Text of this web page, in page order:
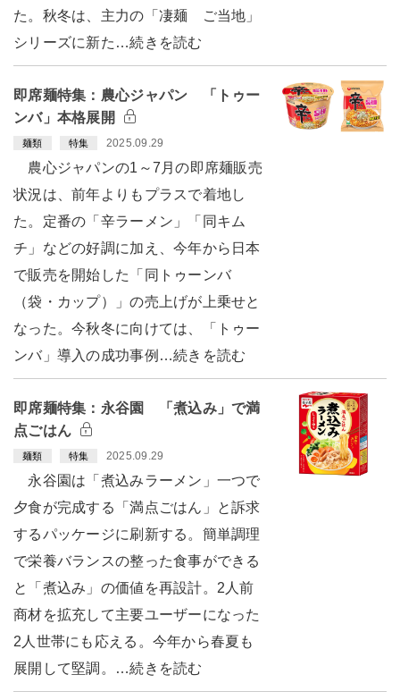
た。秋冬は、主力の「凄麺 ご当地」
シリーズに新た…続きを読む
即席麺特集：農心ジャパン 「トゥー
ンバ」本格展開
麺類 特集 2025.09.29
農心ジャパンの1～7月の即席麺販売
状況は、前年よりもプラスで着地し
た。定番の「辛ラーメン」「同キム
チ」などの好調に加え、今年から日本
で販売を開始した「同トゥーンバ
（袋・カップ）」の売上げが上乗せと
なった。今秋冬に向けては、「トゥー
ンバ」導入の成功事例…続きを読む
即席麺特集：永谷園 「煮込み」で満
点ごはん
麺類 特集 2025.09.29
永谷園は「煮込みラーメン」一つで
夕食が完成する「満点ごはん」と訴求
するパッケージに刷新する。簡単調理
で栄養バランスの整った食事ができる
と「煮込み」の価値を再設計。2人前
商材を拡充して主要ユーザーになった
2人世帯にも応える。今年から春夏も
展開して堅調。…続きを読む